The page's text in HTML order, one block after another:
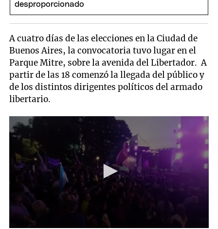
A cuatro días de las elecciones en la Ciudad de
Buenos Aires, la convocatoria tuvo lugar en el
Parque Mitre, sobre la avenida del Libertador. A
partir de las 18 comenzó la llegada del público y
de los distintos dirigentes políticos del armado
libertario.